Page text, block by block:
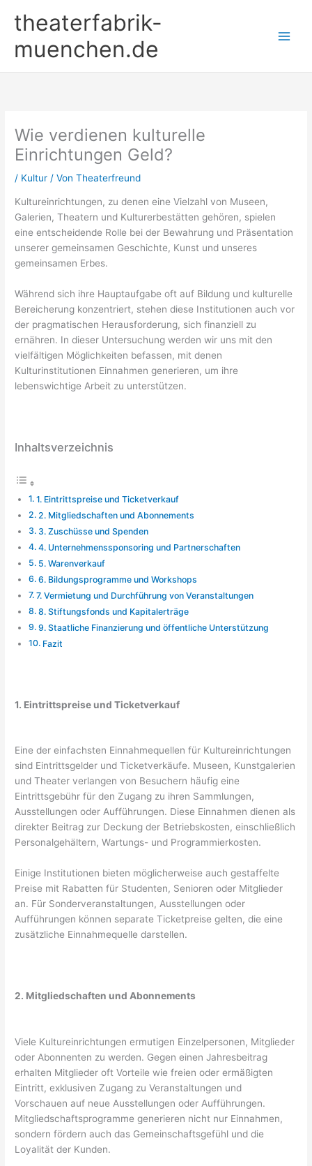
Inhalttheaterfabrik-
muenchen.de
Wie verdienen kulturelle
Einrichtungen Geld?
/ Kultur / VonTheaterfreund
Kultureinrichtungen, zu denen eine Vielzahl von Museen,
Galerien, Theatern und Kulturerbestätten gehören, spielen
eine entscheidende Rolle bei der Bewahrung und Präsentation
unserer gemeinsamen Geschichte, Kunst und unseres
gemeinsamen Erbes.
Während sich ihre Hauptaufgabe oft auf Bildung und kulturelle
Bereicherung konzentriert, stehen diese Institutionen auch vor
der pragmatischen Herausforderung, sich finanziell zu
ernähren. In dieser Untersuchung werden wir uns mit den
vielfältigen Möglichkeiten befassen, mit denen
Kulturinstitutionen Einnahmen generieren, um ihre
lebenswichtige Arbeit zu unterstützen.
Inhaltsverzeichnis
1. Eintrittspreise und Ticketverkauf
2. Mitgliedschaften und Abonnements
3. Zuschüsse und Spenden
4. Unternehmenssponsoring und Partnerschaften
5. Warenverkauf
6. Bildungsprogramme und Workshops
7. Vermietung und Durchführung von Veranstaltungen
8. Stiftungsfonds und Kapitalerträge
9. Staatliche Finanzierung und öffentliche Unterstützung
Fazit
1. Eintrittspreise und Ticketverkauf
Eine der einfachsten Einnahmequellen für Kultureinrichtungen
sind Eintrittsgelder und Ticketverkäufe. Museen, Kunstgalerien
und Theater verlangen von Besuchern häufig eine
Eintrittsgebühr für den Zugang zu ihren Sammlungen,
Ausstellungen oder Aufführungen. Diese Einnahmen dienen als
direkter Beitrag zur Deckung der Betriebskosten, einschließlich
Personalgehältern, Wartungs- und Programmierkosten.
Einige Institutionen bieten möglicherweise auch gestaffelte
Preise mit Rabatten für Studenten, Senioren oder Mitglieder
an. Für Sonderveranstaltungen, Ausstellungen oder
Aufführungen können separate Ticketpreise gelten, die eine
zusätzliche Einnahmequelle darstellen.
2. Mitgliedschaften und Abonnements
Viele Kultureinrichtungen ermutigen Einzelpersonen, Mitglieder
oder Abonnenten zu werden. Gegen einen Jahresbeitrag
erhalten Mitglieder oft Vorteile wie freien oder ermäßigten
Eintritt, exklusiven Zugang zu Veranstaltungen und
Vorschauen auf neue Ausstellungen oder Aufführungen.
Mitgliedschaftsprogramme generieren nicht nur Einnahmen,
sondern fördern auch das Gemeinschaftsgefühl und die
Loyalität der Kunden.